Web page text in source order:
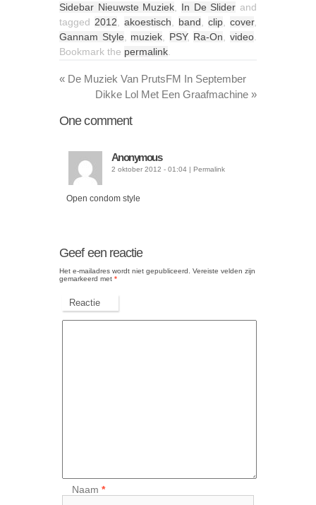
Sidebar Nieuwste Muziek
In De Slider and
tagged 2012 akoestisch band clip cover,
Gannam Style
muziek PSY, Ra-On ,video
Bookmark the permalink
« De Muziek Van PrutsFM In September
Dikke Lol Met Een Graafmachine »
Onecomment
Anonymous
2 oktober 2012 - 01:04 | Permalink
Open condom style
Geef een reactie
Het e-mailadres wordt niet gepubliceerd.
Vereiste velden zijn
gemarkeerd met *
Reactie
Naam*